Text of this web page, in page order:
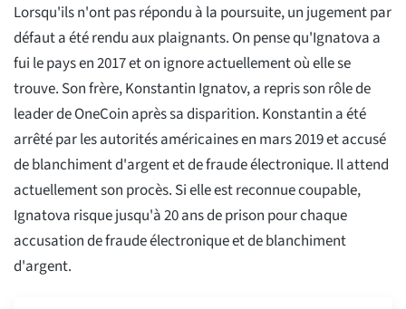
Lorsqu'ils n'ont pas répondu à la poursuite, un jugement par
défaut a été rendu aux plaignants. On pense qu'Ignatova a
fui le pays en 2017 et on ignore actuellement où elle se
trouve. Son frère, Konstantin Ignatov, a repris son rôle de
leader de OneCoin après sa disparition. Konstantin a été
arrêté par les autorités américaines en mars 2019 et accusé
de blanchiment d'argent et de fraude électronique. Il attend
actuellement son procès. Si elle est reconnue coupable,
Ignatova risque jusqu'à 20 ans de prison pour chaque
accusation de fraude électronique et de blanchiment
d'argent.